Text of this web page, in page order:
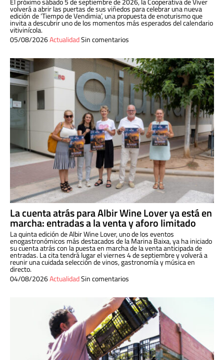
volverá a abrir las puertas de sus viñedos para celebrar una nueva
edición de ‘Tiempo de Vendimia’, una propuesta de enoturismo que
invita a descubrir uno de los momentos más esperados del calendario
vitivinícola.
05/08/2026ActualidadSin comentarios
La cuenta atrás para Albir Wine Lover ya está en
marcha: entradas a la venta y aforo limitado
La quinta edición de Albir Wine Lover, uno de los eventos
enogastronómicos más destacados de la Marina Baixa, ya ha iniciado
su cuenta atrás con la puesta en marcha de la venta anticipada de
entradas. La cita tendrá lugar el viernes 4 de septiembre y volverá a
reunir una cuidada selección de vinos, gastronomía y música en
directo.
04/08/2026ActualidadSin comentarios